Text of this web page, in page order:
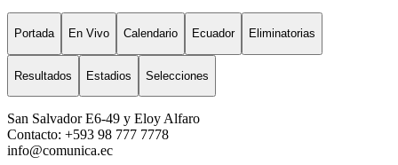
Portada En Vivo Calendario Ecuador Eliminatorias
Resultados Estadios Selecciones
San Salvador E6-49 y Eloy Alfaro
Contacto: +593 98 777 7778
info@comunica.ec